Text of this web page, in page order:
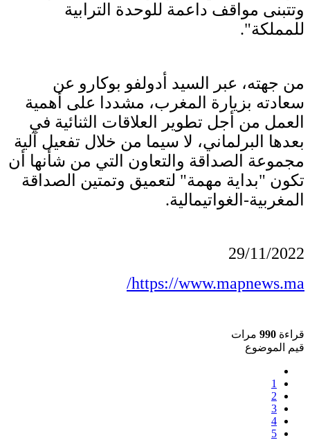
وتتبنى مواقف داعمة للوحدة الترابية
للمملكة".
من جهته، عبر السيد أدولفو بوكارو عن
سعادته بزيارة المغرب، مشددا على أهمية
العمل من أجل تطوير العلاقات الثنائية في
بعدها البرلماني، لا سيما من خلال تفعيل آلية
مجموعة الصداقة والتعاون التي من شأنها أن
تكون "بداية مهمة" لتعميق وتمتين الصداقة
المغربية-الغواتيمالية.
29/11/2022
https://www.mapnews.ma/
قراءة 990 مرات
قيم الموضوع
1
2
3
4
5